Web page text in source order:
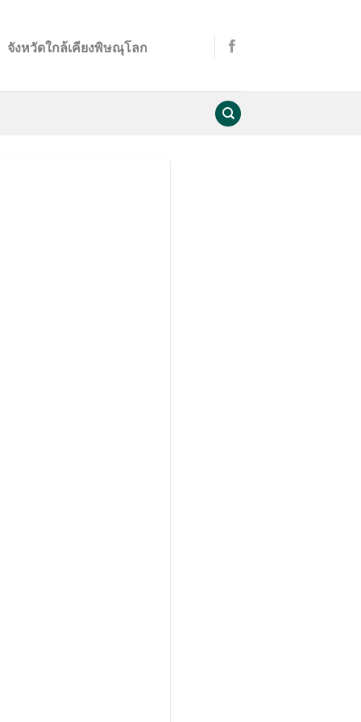
จังหวัดใกล้เคียงพิษณุโลก